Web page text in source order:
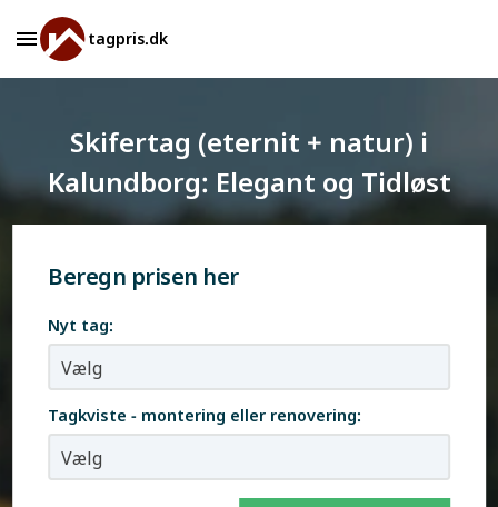
tagpris.dk
Skifertag (eternit + natur) i
Kalundborg: Elegant og Tidløst
Beregn prisen her
Nyt tag:
Tagkviste - montering eller renovering: